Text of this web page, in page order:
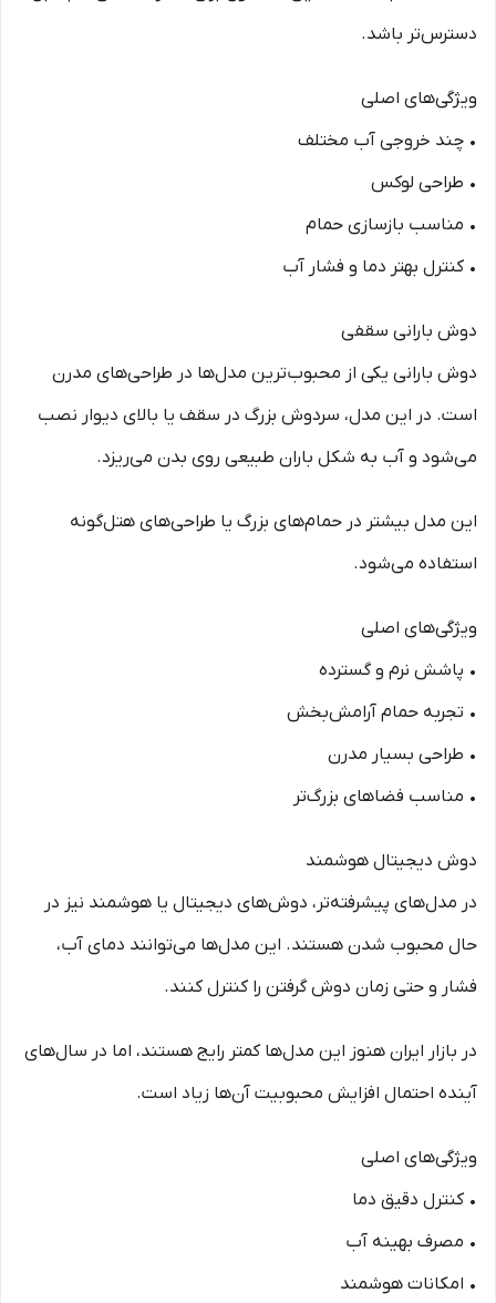
دسترس‌تر باشد.
ویژگی‌های اصلی
• چند خروجی آب مختلف
• طراحی لوکس
• مناسب بازسازی حمام
• کنترل بهتر دما و فشار آب
دوش بارانی سقفی
دوش بارانی یکی از محبوب‌ترین مدل‌ها در طراحی‌های مدرن
است. در این مدل، سردوش بزرگ در سقف یا بالای دیوار نصب
می‌شود و آب به شکل باران طبیعی روی بدن می‌ریزد.
این مدل بیشتر در حمام‌های بزرگ یا طراحی‌های هتل‌گونه
استفاده می‌شود.
ویژگی‌های اصلی
• پاشش نرم و گسترده
• تجربه حمام آرامش‌بخش
• طراحی بسیار مدرن
• مناسب فضاهای بزرگ‌تر
دوش دیجیتال هوشمند
در مدل‌های پیشرفته‌تر، دوش‌های دیجیتال یا هوشمند نیز در
حال محبوب شدن هستند. این مدل‌ها می‌توانند دمای آب،
فشار و حتی زمان دوش گرفتن را کنترل کنند.
در بازار ایران هنوز این مدل‌ها کمتر رایج هستند، اما در سال‌های
آینده احتمال افزایش محبوبیت آن‌ها زیاد است.
ویژگی‌های اصلی
• کنترل دقیق دما
• مصرف بهینه آب
• امکانات هوشمند